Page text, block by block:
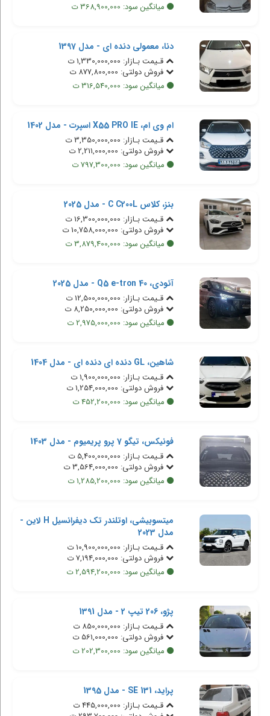
میانگین سود: 368,900,000 ت
دنا، معمولی دنده ای - مدل 1397
قـیمت بـازار: 1,330,000,000 ت
فروش دولتی: 877,800,000 ت
میانگین سود: 316,540,000 ت
ام وی ام، X55 PRO IE اسپرت - مدل 1402
قـیمت بـازار: 3,350,000,000 ت
فروش دولتی: 2,211,000,000 ت
میانگین سود: 797,300,000 ت
بنز، کلاس C C200L - مدل 2025
قـیمت بـازار: 16,300,000,000 ت
فروش دولتی: 10,758,000,000 ت
میانگین سود: 3,879,400,000 ت
آئودی، Q5 e-tron 40 - مدل 2025
قـیمت بـازار: 12,500,000,000 ت
فروش دولتی: 8,250,000,000 ت
میانگین سود: 2,975,000,000 ت
شاهین، GL دنده ای دنده ای - مدل 1404
قـیمت بـازار: 1,900,000,000 ت
فروش دولتی: 1,254,000,000 ت
میانگین سود: 452,200,000 ت
فونیکس، تیگو 7 پرو پریمیوم - مدل 1403
قـیمت بـازار: 5,400,000,000 ت
فروش دولتی: 3,564,000,000 ت
میانگین سود: 1,285,200,000 ت
میتسوبیشی، اوتلندر تک دیفرانسیل H لاین -
مدل 2023
قـیمت بـازار: 10,900,000,000 ت
فروش دولتی: 7,194,000,000 ت
میانگین سود: 2,594,200,000 ت
پژو، 206 تیپ 2 - مدل 1391
قـیمت بـازار: 850,000,000 ت
فروش دولتی: 561,000,000 ت
میانگین سود: 202,300,000 ت
پراید، 131 SE - مدل 1395
قـیمت بـازار: 445,000,000 ت